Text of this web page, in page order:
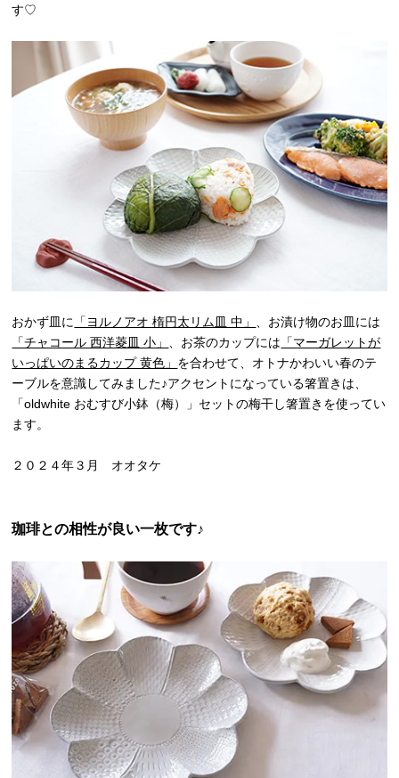
す♡
おかず皿に 「ヨルノアオ 楕円太リム皿 中」 、お漬け物のお皿には
「チャコール 西洋菱皿 小」 、お茶のカップには 「マーガレットが
いっぱいのまるカップ 黄色」 を合わせて、オトナかわいい春のテ
ーブルを意識してみました♪アクセントになっている箸置きは、
「oldwhite おむすび小鉢（梅）」セットの梅干し箸置きを使ってい
ます。
２０２４年３月 オオタケ
珈琲との相性が良い一枚です♪